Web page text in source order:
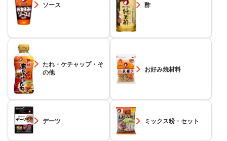
ソース 酢
たれ・ケチャップ・そ
の他
お好み焼材料
デーツ ミックス粉・セット